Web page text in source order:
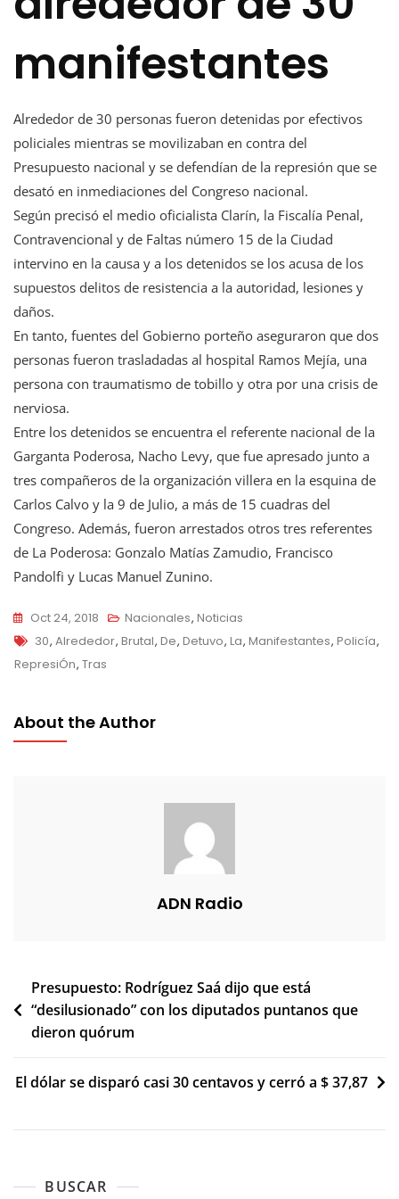
manifestantes
Alrededor de 30 personas fueron detenidas por efectivos
policiales mientras se movilizaban en contra del
Presupuesto nacional y se defendían de la represión que se
desató en inmediaciones del Congreso nacional.
Según precisó el medio oficialista Clarín, la Fiscalía Penal,
Contravencional y de Faltas número 15 de la Ciudad
intervino en la causa y a los detenidos se los acusa de los
supuestos delitos de resistencia a la autoridad, lesiones y
daños.
En tanto, fuentes del Gobierno porteño aseguraron que dos
personas fueron trasladadas al hospital Ramos Mejía, una
persona con traumatismo de tobillo y otra por una crisis de
nerviosa.
Entre los detenidos se encuentra el referente nacional de la
Garganta Poderosa, Nacho Levy, que fue apresado junto a
tres compañeros de la organización villera en la esquina de
Carlos Calvo y la 9 de Julio, a más de 15 cuadras del
Congreso. Además, fueron arrestados otros tres referentes
de La Poderosa: Gonzalo Matías Zamudio, Francisco
Pandolfi y Lucas Manuel Zunino.
Oct 24, 2018 Nacionales, Noticias
Tags
30, Alrededor, Brutal, De, Detuvo, La, Manifestantes, Policía,
RepresiÓn, Tras
About the Author
ADN Radio
Navegación
de
entradas
Presupuesto: Rodríguez Saá dijo que está
“desilusionado” con los diputados puntanos que
dieron quórum
El dólar se disparó casi 30 centavos y cerró a $ 37,87
BUSCAR